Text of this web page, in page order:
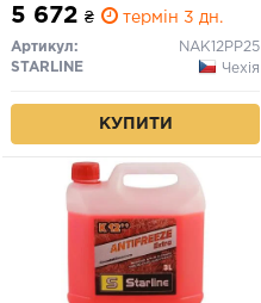
5 672 ₴ термін 3 дн.
Артикул:
NAK12PP25
STARLINE
Чехія
КУПИТИ